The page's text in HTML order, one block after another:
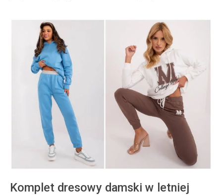
Komplet dresowy damski w letniej